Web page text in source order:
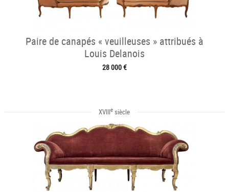
Paire de canapés « veuilleuses » attribués à
Louis Delanois
28 000 €
XVIIIe siècle